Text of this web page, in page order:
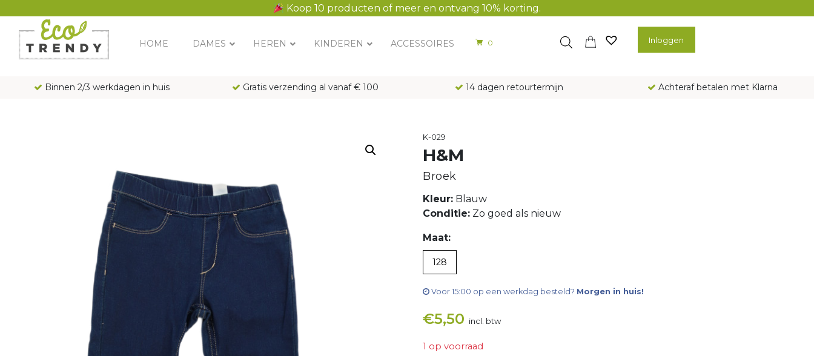
Koop 10 producten of meer en ontvang 10% korting.
Main Navigation
HOME DAMES HEREN KINDEREN ACCESSOIRES 0 Inloggen
Binnen 2/3 werkdagen in huis Gratis verzending al vanaf € 100 14 dagen retourtermijn Achteraf betalen met Klarna
K-029
H&M
Broek
Kleur: Blauw
Conditie: Zo goed als nieuw
Maat:
128
Voor 15:00 op een werkdag besteld? Morgen in huis!
€5,50 incl. btw
1 op voorraad